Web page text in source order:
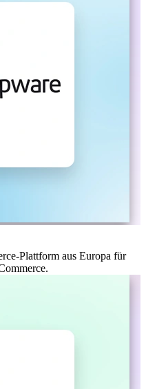
Plattform aus Europa für